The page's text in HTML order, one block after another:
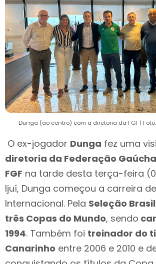
Dunga (ao centro) com a diretoria da FGF |
O ex-jogador Dunga fez uma
diretoria da Federação
FGF na tarde desta terça-feira
Ijuí, Dunga começou a carreira
Internacional. Pela Seleção
três Copas do Mundo, sendo
1994. Também foi treinador do
Canarinho entre 2006 e 2010 e